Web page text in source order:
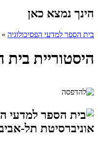
הינך נמצא כאן
בית הספר למדעי הפסיכולוגיה »
היסטוריית